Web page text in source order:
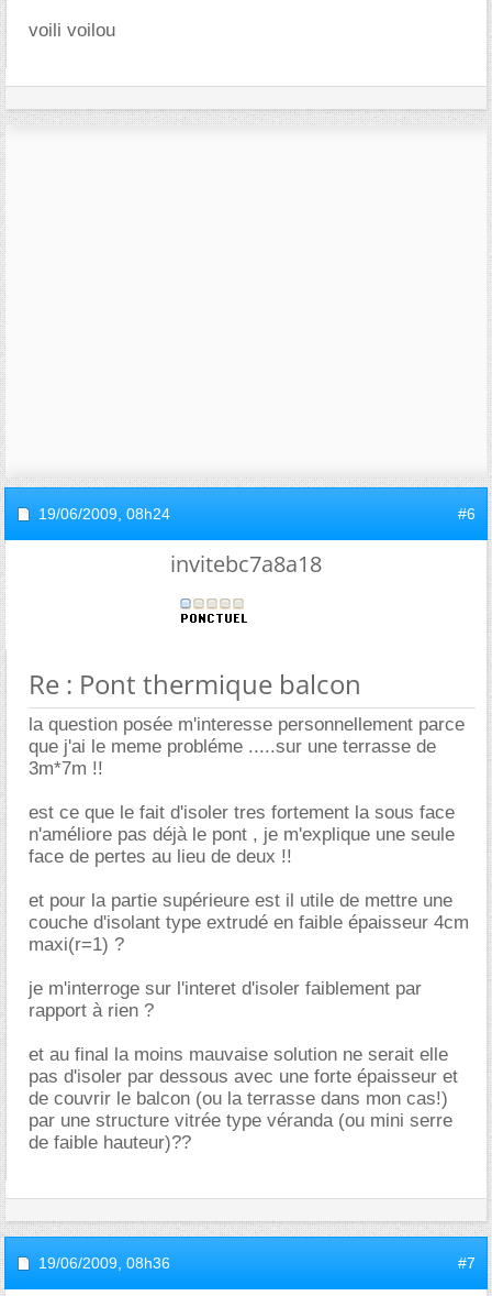
voili voilou
19/06/2009, 08h24 #6
invitebc7a8a18
Re : Pont thermique balcon
la question posée m'interesse personnellement parce
que j'ai le meme probléme .....sur une terrasse de
3m*7m !!
est ce que le fait d'isoler tres fortement la sous face
n'améliore pas déjà le pont , je m'explique une seule
face de pertes au lieu de deux !!
et pour la partie supérieure est il utile de mettre une
couche d'isolant type extrudé en faible épaisseur 4cm
maxi(r=1) ?
je m'interroge sur l'interet d'isoler faiblement par
rapport à rien ?
et au final la moins mauvaise solution ne serait elle
pas d'isoler par dessous avec une forte épaisseur et
de couvrir le balcon (ou la terrasse dans mon cas!)
par une structure vitrée type véranda (ou mini serre
de faible hauteur)??
19/06/2009, 08h36 #7